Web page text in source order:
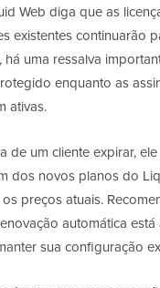
Web diga que as
existentes continuarão
há uma ressalva
enquanto as
ativas.
de um cliente expirar,
dos novos planos do
preços atuais.
automática está
sua configuração